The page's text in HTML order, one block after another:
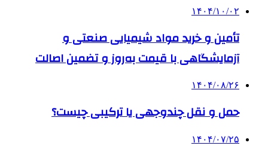
۱۴۰۴/۱۰/۰۲
تأمین و خرید مواد شیمیایی صنعتی و
آزمایشگاهی با قیمت به‌روز و تضمین اصالت
۱۴۰۴/۰۸/۲۶
حمل و نقل چندوجهی یا ترکیبی چیست؟
۱۴۰۴/۰۷/۲۵